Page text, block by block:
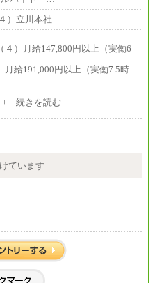
）立川本社…
４）月給147,800円以上（実働6
円以上（実働7.5時
以上（実働7.5時間）
以上（実働6時間）
働4.5時間）
当 37円
+ 続きを読む
ています